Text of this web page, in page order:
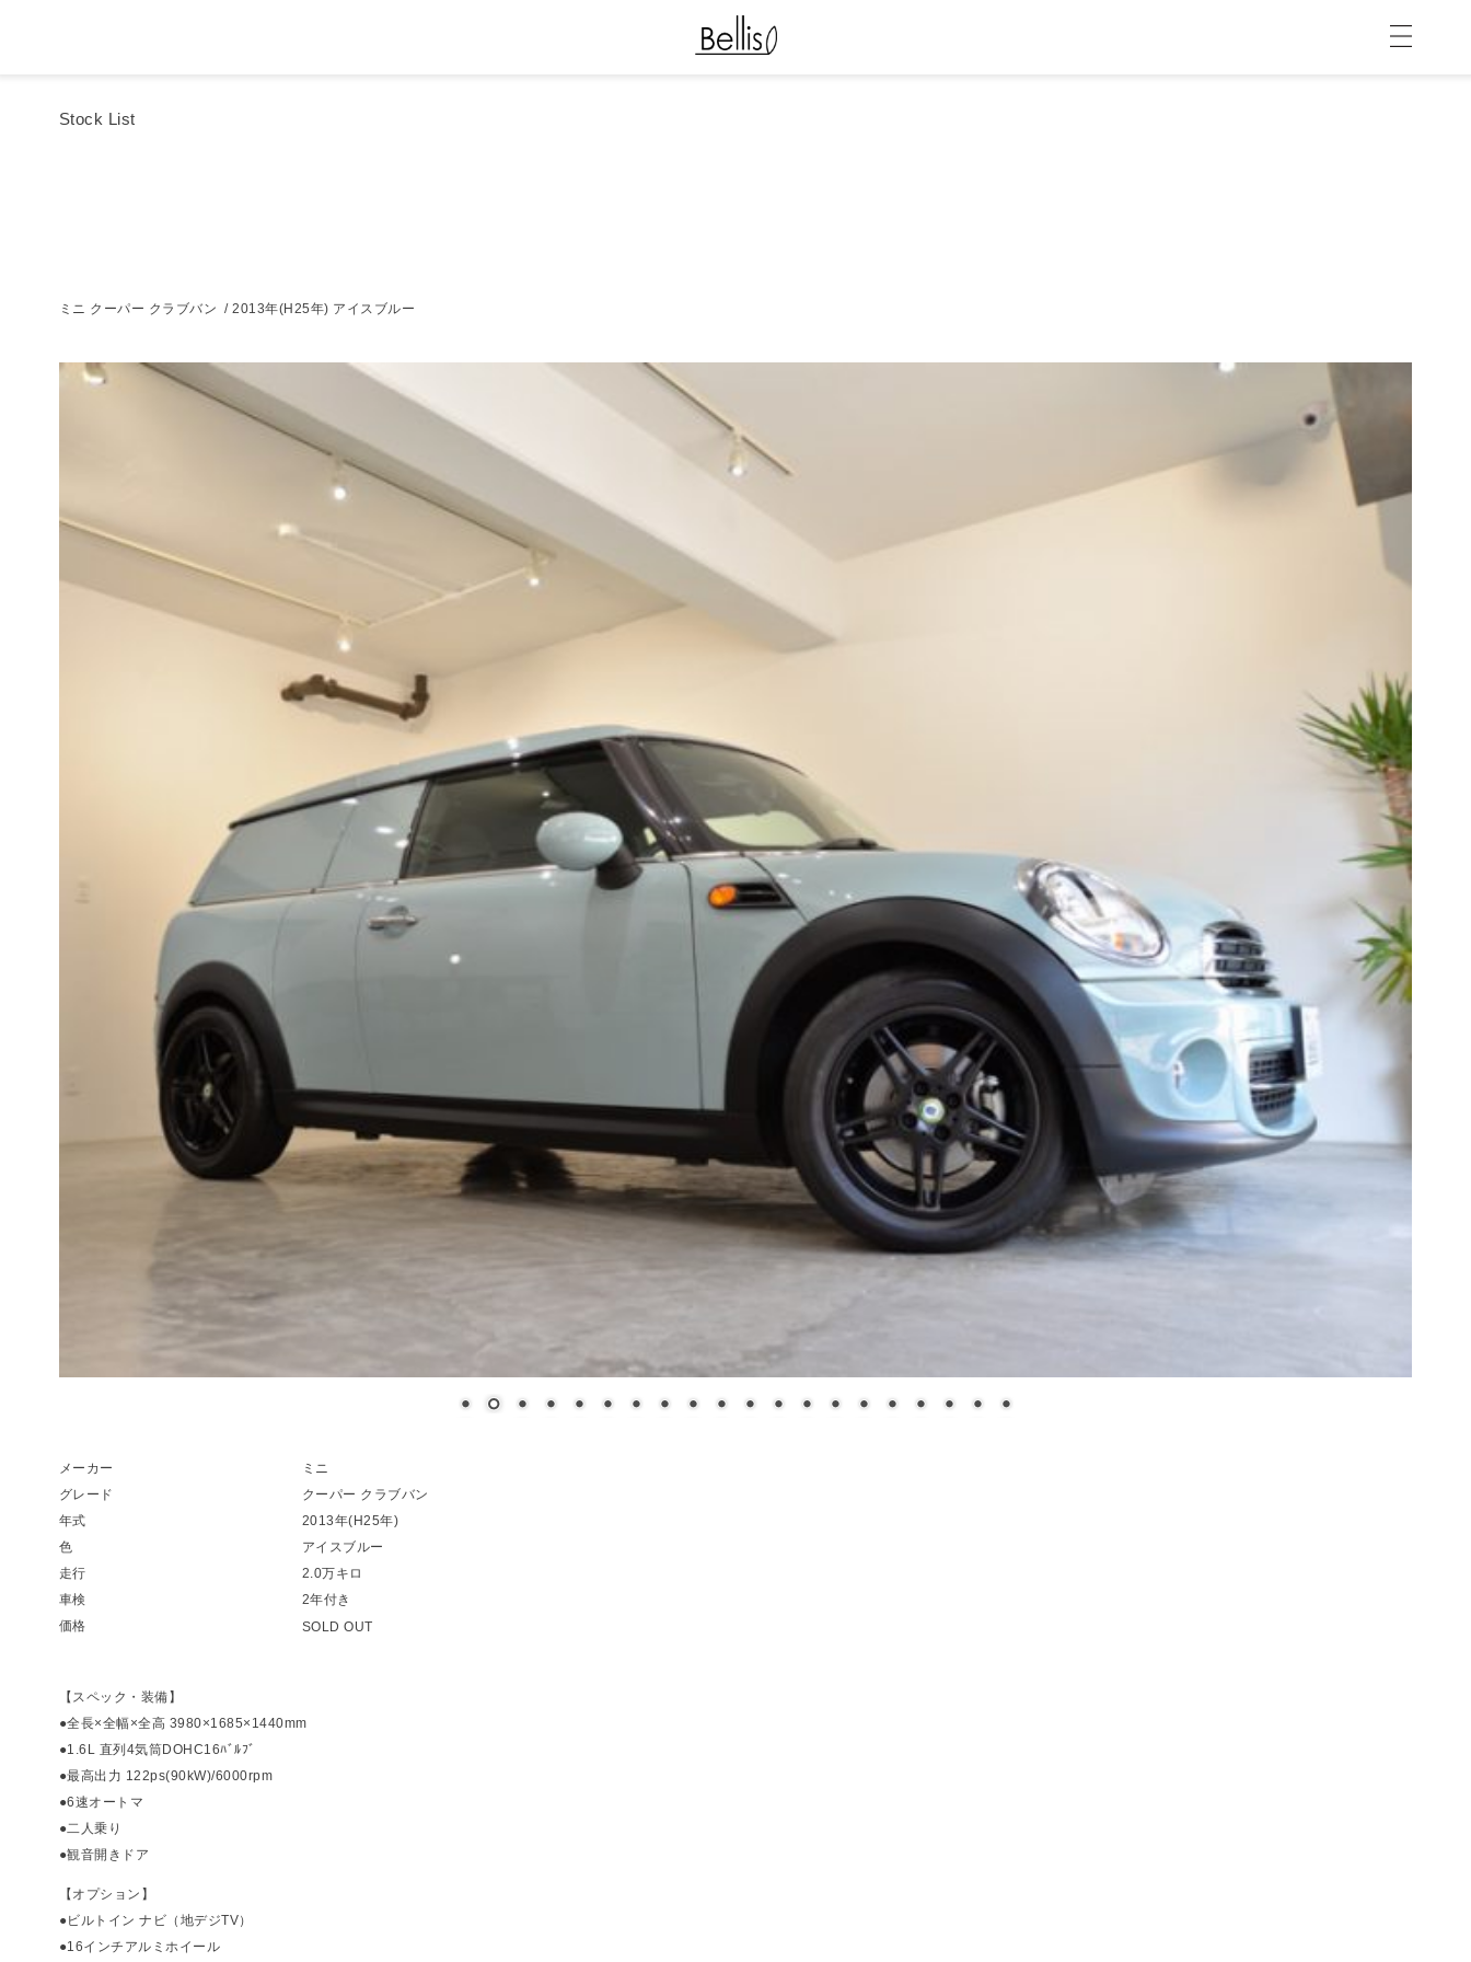
Stock List
ミニ クーパー クラブバン / 2013年(H25年) アイスブルー
メーカー
ミニ
グレード
クーパー クラブバン
年式
2013年(H25年)
色
アイスブルー
走行
2.0万キロ
車検
2年付き
価格
SOLD OUT
【スペック・装備】
●全長×全幅×全高 3980×1685×1440mm
●1.6L 直列4気筒DOHC16ﾊﾞﾙﾌﾞ
●最高出力 122ps(90kW)/6000rpm
●6速オートマ
●二人乗り
●観音開きドア
【オプション】
●ビルトイン ナビ（地デジTV）
●16インチアルミホイール